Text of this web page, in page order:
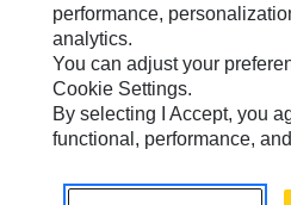
Cookie Settings
Juridiskt
Sekretess
Europe-Swedish© 2026 Caterpillar.
performance,
analytics.
You can adjust your
Cookie Settings.
By selecting I Accept, you
functional, performance,